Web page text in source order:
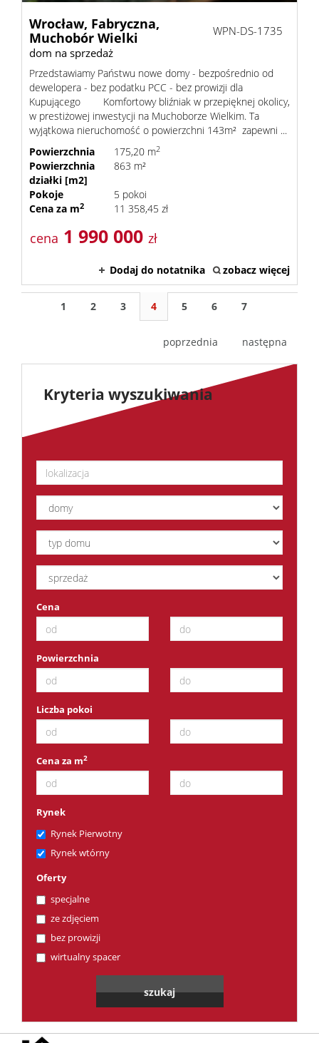
Wrocław, Fabryczna,
Muchobór Wielki
dom na sprzedaż
WPN-DS-1735
Przedstawiamy Państwu nowe domy - bezpośrednio od
dewelopera - bez podatku PCC - bez prowizji dla
Kupującego Komfortowy bliźniak w przepięknej okolicy,
w prestiżowej inwestycji na Muchoborze Wielkim. Ta
wyjątkowa nieruchomość o powierzchni 143m² zapewni ...
Powierzchnia
175,20 m2
Powierzchnia
działki [m2]
863 m²
Pokoje
5 pokoi
Cena za m2 11 358,45 zł
cena 1 990 000 zł
Dodaj do notatnika zobacz więcej
1 2 3 4 5 6 7
poprzednia następna
Kryteria wyszukiwania
Cena
Powierzchnia
Liczba pokoi
Cena za m2
Rynek
Rynek Pierwotny
Rynek wtórny
Oferty
specjalne
ze zdjęciem
bez prowizji
wirtualny spacer